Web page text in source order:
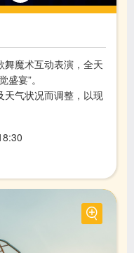
魔术互动表演，全天
宴”。
天气状况而调整，以现